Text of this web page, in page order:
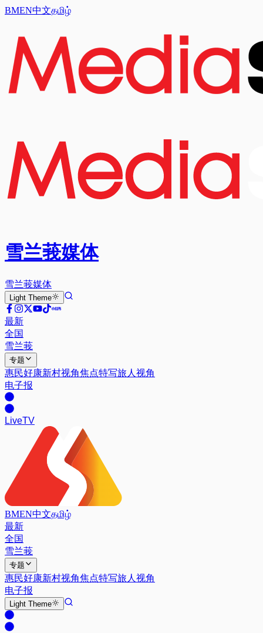
BMEN中文தமிழ்
雪兰莪媒体
雪兰莪媒体
Light Theme
最新
全国
雪兰莪
专题
惠民好康新村视角焦点特写旅人视角
电子报
LiveTV
BMEN中文தமிழ்
最新
全国
雪兰莪
专题
惠民好康新村视角焦点特写旅人视角
电子报
Light Theme